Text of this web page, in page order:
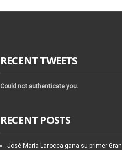
RECENT TWEETS
Could not authenticate you.
RECENT POSTS
José María Larocca gana su primer Gran